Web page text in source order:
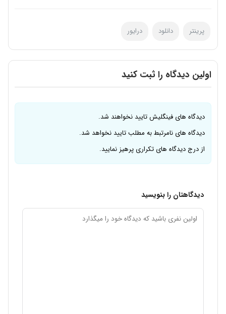
پرینتر دانلود درایور
اولین دیدگاه را ثبت کنید
دیدگاه های فینگلیش تایید نخواهند شد.
دیدگاه های نامرتبط به مطلب تایید نخواهد شد.
از درج دیدگاه های تکراری پرهیز نمایید.
دیدگاهتان را بنویسید